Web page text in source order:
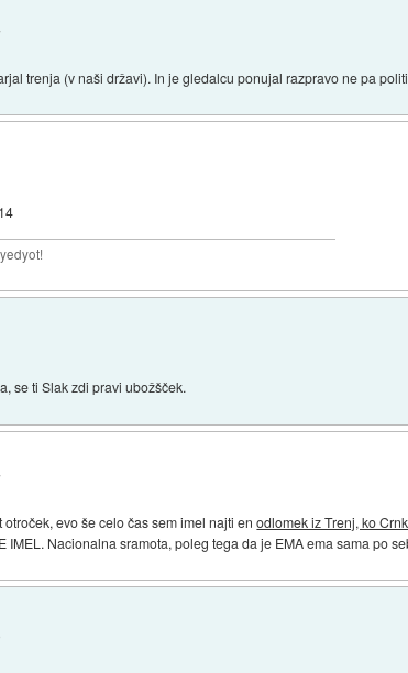
trenja (v naši državi). In je gledalcu ponujal razpravo ne pa
se ti Slak zdi pravi ubožšček.
evo še celo čas sem imel najti enodlomek iz Trenj, ko
IMEL. Nacionalna sramota, poleg tega da je EMA ema sama po